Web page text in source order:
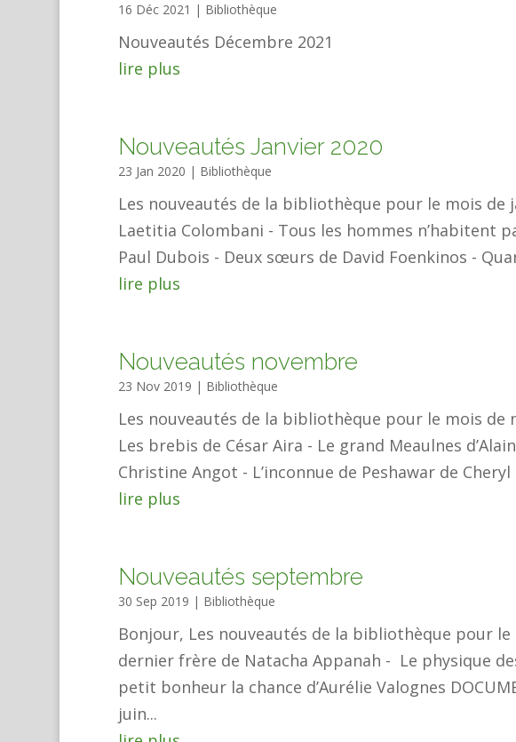
16 Déc 2021 | Bibliothèque
Nouveautés Décembre 2021
lire plus
Nouveautés Janvier 2020
23 Jan 2020 | Bibliothèque
Les nouveautés de la bibliothèque pour le mois de
Laetitia Colombani - Tous les hommes n’habitent
Paul Dubois - Deux sœurs de David Foenkinos -
lire plus
Nouveautés novembre
23 Nov 2019 | Bibliothèque
Les nouveautés de la bibliothèque pour le mois
Les brebis de César Aira - Le grand Meaulnes
Christine Angot - L’inconnue de Peshawar de
lire plus
Nouveautés septembre
30 Sep 2019 | Bibliothèque
Bonjour, Les nouveautés de la bibliothèque pour
dernier frère de Natacha Appanah - Le physique
petit bonheur la chance d’Aurélie Valognes
juin...